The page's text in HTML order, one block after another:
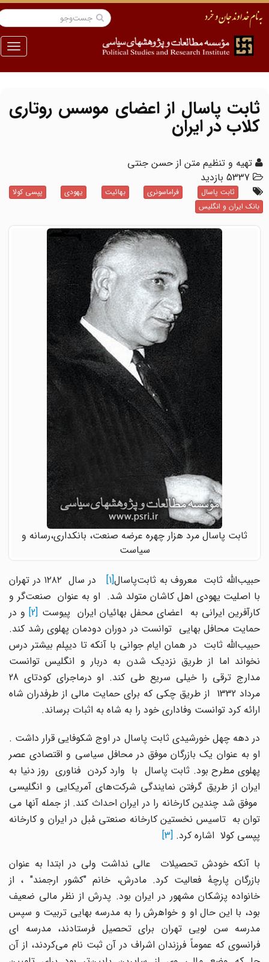
منو
ثابت پاسال از اعضای موسس روتاری
کلاب در ایران
تهیه و تنظیم متن از حسن جنتی
5337 بازدید
ثابت پاسال فراماسونری بهائیت یهودی
پپسی کولا
بانک ایران و انگلیس
ثابت پاسال مرد هزار چهره عرضه صنعت، بانکداری،رسانه و
سیاست
حبیب‌الله ثابت معروف به ثابت‌پاسال[1]
در سال ۱۲۸۲ در تهران
با اصلیت یهودی اهل کاشان متولد شد. او به عنوان صنعت‌گر و
کارآفرین ایرانی به اعضای محفل بهائیان ایران پیوست[2] و در
حمایت محافل بهایی توانست در دوران دودمان پهلوی رشد کند.
حبیب‌الله ثابت در همان ایام جوانی با آنکه تا دیپلم بیشتر درس
نخواند اما از طریق نزدیک شدن به دربار و انگلیس توانست
مدارج ترقی را خیلی سریع طی کند. او درماجرای کودتای 28
مرداد 1332 از طریق چکی که برای حمایت مالی از طرفدران شاه
ارائه کرد توانست وفاداری خود را به شاه به اثبات برساند.
در دهه چهل خورشیدی ثابت پاسال در اوج شکوفایی قرار داشت .
او به عنوان یک بازرگان موفق در محافل سیاسی و اقتصادی عصر
پهلوی مطرح بود. ثابت پاسال با وارد کردن فناوری روز دنیا به
ایران از طریق گرفتن نمایندگی شرکت‌های آمریکایی و انگلیسی
موفق شد چندین کارخانه را در ایران احداث کند. از جمله آنها می
توان به تاسیس نخستین کارخانه صنعتی مُبل در ایران و کارخانه
پپسی کولا اشاره کرد.[3]
با آنکه خودش تحصیلات عالی نداشت ولی در ابتدا به عنوان
بازرگان پارچهٔ فعالیت کرد. مادرش، خانم "کشور ارجمند" ، از
خانواده پزشکان مشهور در ایران بود. پدرش از نظر مالی ضعیف
بود، با این حال او و خواهرش را به مدرسه بهایی تربیت و سپس
مدرسه سن لویی تهران برای تحصیل فرستادند، مدرسه ای
فرانسوی که عموماً فرزندان اشراف در آن ثبت نام می‌کردند، از آن